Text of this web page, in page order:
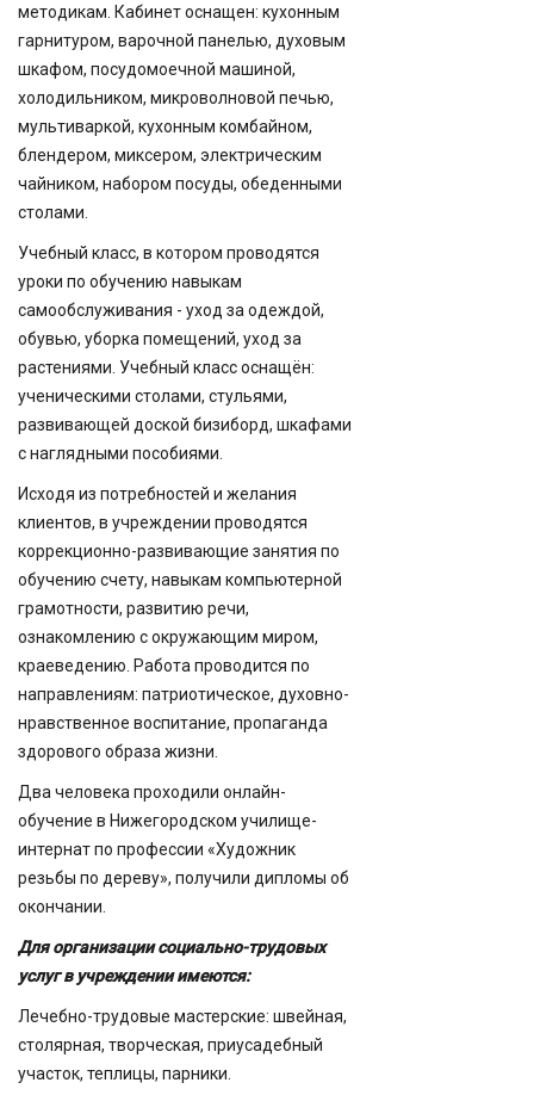
методикам. Кабинет оснащен: кухонным
гарнитуром, варочной панелью, духовым
шкафом, посудомоечной машиной,
холодильником, микроволновой печью,
мультиваркой, кухонным комбайном,
блендером, миксером, электрическим
чайником, набором посуды, обеденными
столами.
Учебный класс, в котором проводятся
уроки по обучению навыкам
самообслуживания - уход за одеждой,
обувью, уборка помещений, уход за
растениями. Учебный класс оснащён:
ученическими столами, стульями,
развивающей доской бизиборд, шкафами
с наглядными пособиями.
Исходя из потребностей и желания
клиентов, в учреждении проводятся
коррекционно-развивающие занятия по
обучению счету, навыкам компьютерной
грамотности, развитию речи,
ознакомлению с окружающим миром,
краеведению. Работа проводится по
направлениям: патриотическое, духовно-
нравственное воспитание, пропаганда
здорового образа жизни.
Два человека проходили онлайн-
обучение в Нижегородском училище-
интернат по профессии «Художник
резьбы по дереву», получили дипломы об
окончании.
Для организации социально-трудовых
услуг в учреждении имеются:
Лечебно-трудовые мастерские: швейная,
столярная, творческая, приусадебный
участок, теплицы, парники.